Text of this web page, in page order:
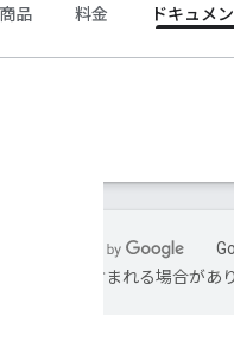
商品 料金 ドキュメ
誤りが含まれる場合があ